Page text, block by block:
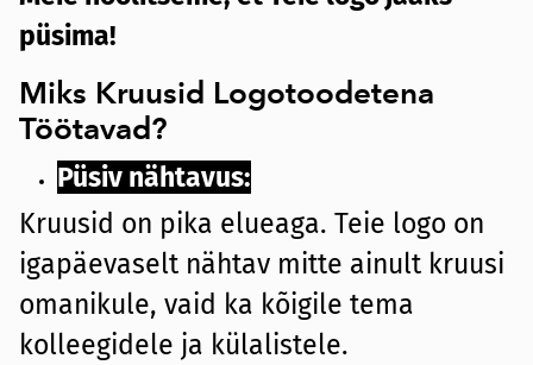
püsima!
Miks Kruusid Logotoodetena
Töötavad?
Püsiv nähtavus:
Kruusid on pika elueaga. Teie logo on
igapäevaselt nähtav mitte ainult kruusi
omanikule, vaid ka kõigile tema
kolleegidele ja külalistele.